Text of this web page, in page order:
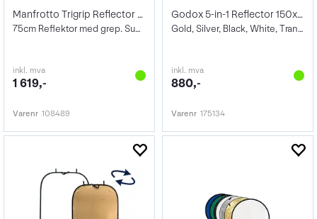
Manfrotto Trigrip Reflector 75cm Sun/Sil
75cm Reflektor med grep. Sunfire/Sølv
inkl. mva
1 619,-
Varenr 108489
Godox 5-in-1 Reflector 150x120cm
Gold, Silver, Black, White, Transparent
inkl. mva
880,-
Varenr 175134